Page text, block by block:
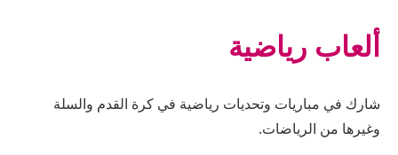
ألعاب رياضية
شارك في مباريات وتحديات رياضية في كرة القدم والسلة
وغيرها من الرياضات.